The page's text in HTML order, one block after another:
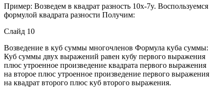
Пример: Возведем в квадрат разность 10x-7y. Воспользуемся
формулой квадрата разности Получим:
Слайд 10
Возведение в куб суммы многочленов Формула куба суммы:
Куб суммы двух выражений равен кубу первого выражения
плюс утроенное произведение квадрата первого выражения
на второе плюс утроенное произведение первого выражения
на квадрат второго плюс куб второго выражения.